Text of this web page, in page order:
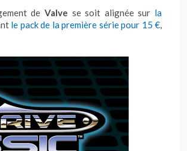
de Valve se soit alignée sur la
le pack de la première série pour 15 €,